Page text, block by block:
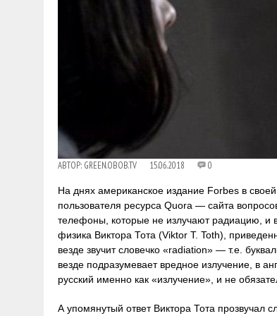
АВТОР: GREEN.OBOB.TV 15.06.2018 0
На днях американское издание Forbes в
пользователя ресурса Quora — сайта
телефоны, которые не излучают радиацию, и
физика Виктора Тота (Viktor T. Toth),
везде звучит словечко «radiation» — т.е.
везде подразумевает вредное излучение, в
русский именно как «излучение», и не
А упомянутый ответ Виктора Тота